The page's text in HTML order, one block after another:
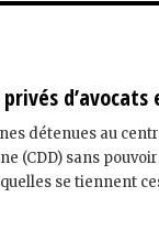
détenues au
(CDD) sans
se tiennent